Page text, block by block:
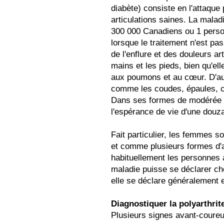
diabète) consiste en
articulations saines. La
300 000 Canadiens ou 1
lorsque le traitement n'est
de l'enflure et des douleurs
mains et les pieds, bien
aux poumons et au cœur.
comme les coudes, épaules,
Dans ses formes de
l'espérance de vie d'une
Fait particulier, les femmes
et comme plusieurs formes
habituellement les
maladie puisse se déclarer
elle se déclare généralement
Diagnostiquer la
Plusieurs signes avant-